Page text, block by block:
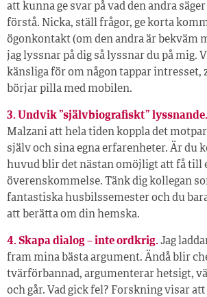
att kunna ge svar på vad den andra
förstå. Nicka, ställ frågor, ge korta
ögonkontakt (om den andra är bekväm
jag lyssnar på dig så lyssnar du på mig.
känsliga för om någon tappar intresset,
börjar pilla med mobilen.
3. Undvik ”självbiografiskt” lyssnande.
Malzani att hela tiden koppla det
själv och sina egna erfarenheter. Är du
huvud blir det nästan omöjligt att få till
överenskommelse. Tänk dig kollegan
fantastiska husbilssemester och du
att berätta om din hemska.
4. Skapa dialog – inte ordkrig.Jag
fram mina bästa argument. Ändå blir
tvärförbannad, argumenterar hetsigt,
och går. Vad gick fel? Forskning visar